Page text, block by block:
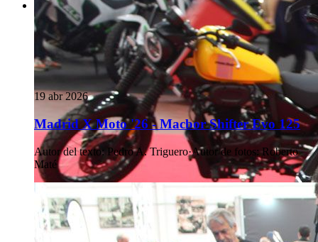
19 abr 2026
Madrid X Moto '26 - Macbor Shifter Evo 125
Autor del texto: Pedro A. Triguero·Autor de fotos: Roberto
Maté